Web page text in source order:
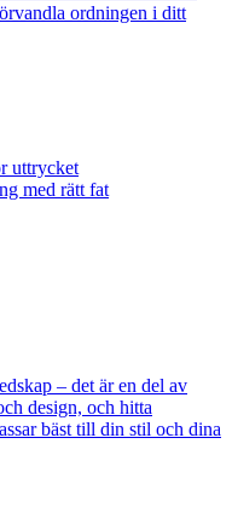
ordningen i ditt
uttrycket
med rätt fat
– det är en del av
design, och hitta
bäst till din stil och dina